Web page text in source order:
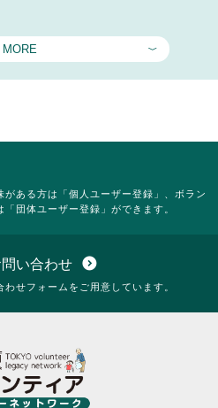
MORE
がある方は「個人ユーザー登録」、ボラン
団体ユーザー登録」ができます。
い合わせ expand_circle_down
せフォームをご用意しています。